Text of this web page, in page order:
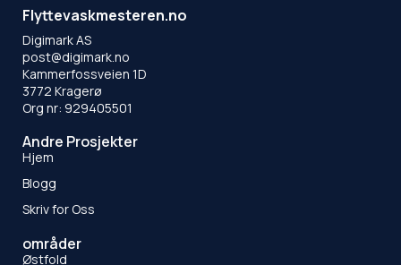
Flyttevaskmesteren.no
Digimark AS
post@digimark.no
Kammerfossveien 1D
3772 Kragerø
Org nr: 929405501
Andre Prosjekter
Hjem
Blogg
Skriv for Oss
områder
Østfold